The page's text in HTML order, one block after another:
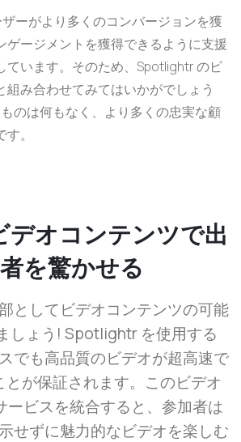
ーがより多くのコンバージョンを獲
ゲージメントを獲得できるように支援
ています。そのため、Spotlightr のビ
組み合わせてみてはいかがでしょう
のは何もなく、より多くの忠実な顧
。
デオコンテンツで出
を驚かせる
としてビデオコンテンツの可能
しょう! Spotlightr を使用する
でも高品質のビデオが超高速で
が保証されます。このビデオ
ービスを統合すると、参加者は
せずに魅力的なビデオを楽しむ